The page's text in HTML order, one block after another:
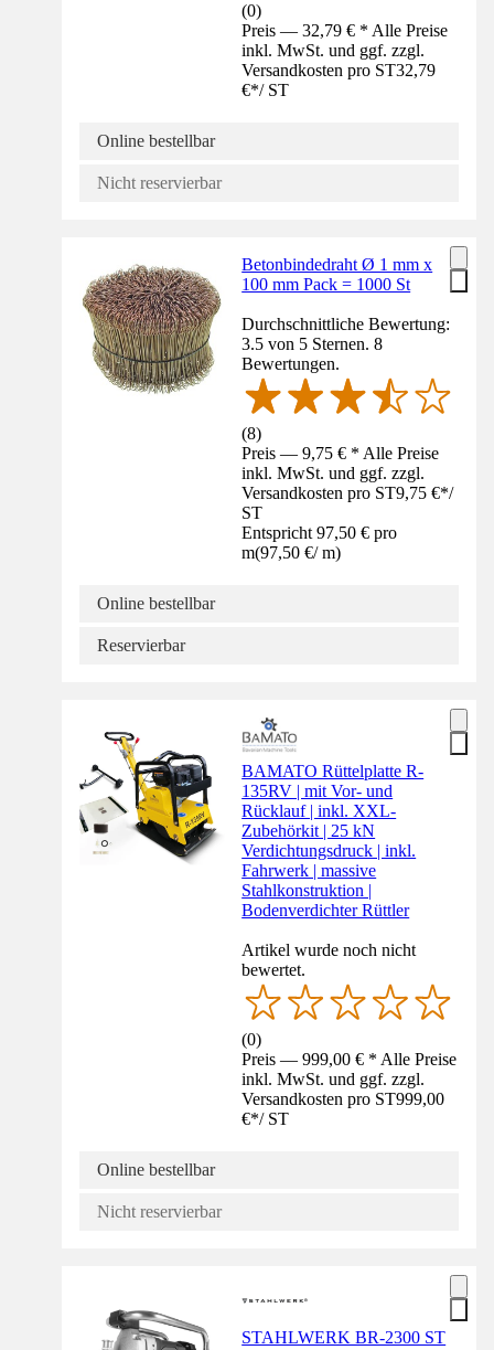
(0)
Preis — 32,79 € * Alle Preise
inkl. MwSt. und ggf. zzgl.
Versandkosten pro ST32,79
€*/ ST
Online bestellbar
Nicht reservierbar
Betonbindedraht Ø 1 mm x
100 mm Pack = 1000 St
Durchschnittliche Bewertung:
3.5 von 5 Sternen. 8
Bewertungen.
(8)
Preis — 9,75 € * Alle Preise
inkl. MwSt. und ggf. zzgl.
Versandkosten pro ST9,75 €*/
ST
Entspricht 97,50 € pro
m(97,50 €/ m)
Online bestellbar
Reservierbar
BAMATO Rüttelplatte R-
135RV | mit Vor- und
Rücklauf | inkl. XXL-
Zubehörkit | 25 kN
Verdichtungsdruck | inkl.
Fahrwerk | massive
Stahlkonstruktion |
Bodenverdichter Rüttler
Artikel wurde noch nicht
bewertet.
(0)
Preis — 999,00 € * Alle Preise
inkl. MwSt. und ggf. zzgl.
Versandkosten pro ST999,00
€*/ ST
Online bestellbar
Nicht reservierbar
STAHLWERK BR-2300 ST